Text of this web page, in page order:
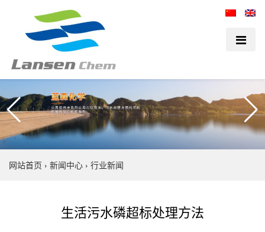
网站首页 › 新闻中心 › 行业新闻
生活污水磷超标处理方法